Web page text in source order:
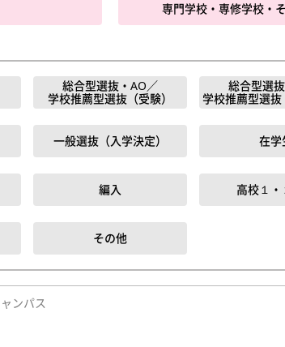
専門学校・専修学校・
総合型選抜・AO／
学校推薦型選抜（受験）
総合型選
学校推薦型選
一般選抜（入学決定） 在学
編入 高校１
その他